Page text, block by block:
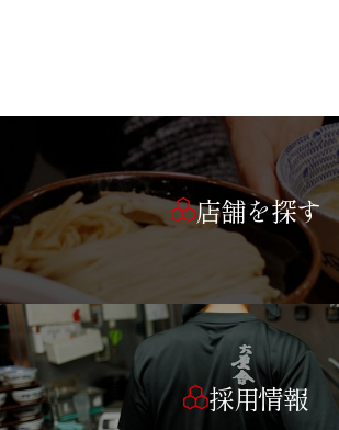
店舗を探す
採用情報